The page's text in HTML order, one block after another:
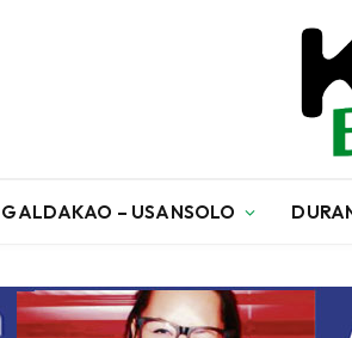
GALDAKAO – USANSOLO